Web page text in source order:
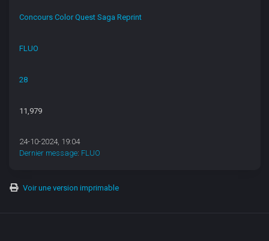
Concours Color Quest Saga Reprint
FLUO
28
11,979
24-10-2024, 19:04
Dernier message: FLUO
Voir une version imprimable